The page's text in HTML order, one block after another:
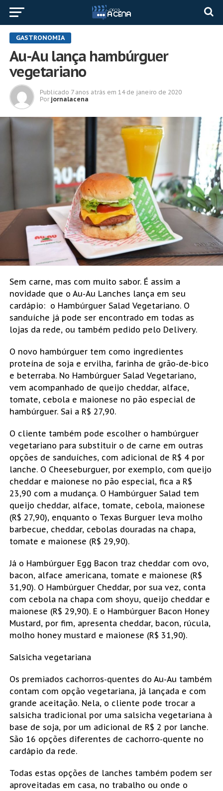
GASTRONOMIA
Au-Au lança hambúrguer
vegetariano
Publicado 7 anos atrás em 14 de janeiro de 2020
Por jornalacena
Sem carne, mas com muito sabor. É assim a
novidade que o Au-Au Lanches lança em seu
cardápio: o Hambúrguer Salad Vegetariano. O
sanduíche já pode ser encontrado em todas as
lojas da rede, ou também pedido pelo Delivery.
O novo hambúrguer tem como ingredientes
proteína de soja e ervilha, farinha de grão-de-bico
e beterraba. No Hambúrguer Salad Vegetariano,
vem acompanhado de queijo cheddar, alface,
tomate, cebola e maionese no pão especial de
hambúrguer. Sai a R$ 27,90.
O cliente também pode escolher o hambúrguer
vegetariano para substituir o de carne em outras
opções de sanduíches, com adicional de R$ 4 por
lanche. O Cheeseburguer, por exemplo, com queijo
cheddar e maionese no pão especial, fica a R$
23,90 com a mudança. O Hambúrguer Salad tem
queijo cheddar, alface, tomate, cebola, maionese
(R$ 27,90), enquanto o Texas Burguer leva molho
barbecue, cheddar, cebolas douradas na chapa,
tomate e maionese (R$ 29,90).
Já o Hambúrguer Egg Bacon traz cheddar com ovo,
bacon, alface americana, tomate e maionese (R$
31,90). O Hambúrguer Cheddar, por sua vez, conta
com cebola na chapa com shoyu, queijo cheddar e
maionese (R$ 29,90). E o Hambúrguer Bacon Honey
Mustard, por fim, apresenta cheddar, bacon, rúcula,
molho honey mustard e maionese (R$ 31,90).
Salsicha vegetariana
Os premiados cachorros-quentes do Au-Au também
contam com opção vegetariana, já lançada e com
grande aceitação. Nela, o cliente pode trocar a
salsicha tradicional por uma salsicha vegetariana à
base de soja, por um adicional de R$ 2 por lanche.
São 16 opções diferentes de cachorro-quente no
cardápio da rede.
Todas estas opções de lanches também podem ser
aproveitadas em casa, no trabalho ou onde o